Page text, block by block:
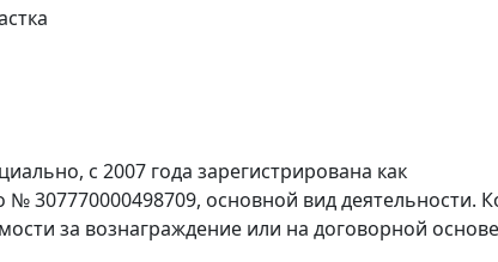
с 2007 года зарегистрирована как
307770000498709, основной вид деятельности.
за вознаграждение или на договорной